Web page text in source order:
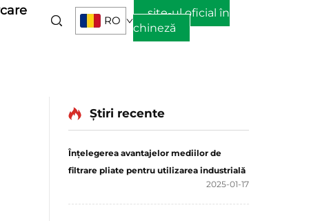
RO
site-ul oficial în
chineză
Știri recente
Înțelegerea avantajelor mediilor de
filtrare pliate pentru utilizarea industrială
2025-01-17